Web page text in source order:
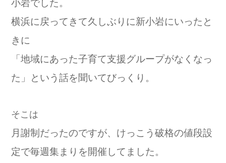
小岩でした。
横浜に戻ってきて久しぶりに新小岩にいったと
きに
「地域にあった子育て支援グループがなくなっ
た」という話を聞いてびっくり。
そこは
月謝制だったのですが、けっこう破格の値段設
定で毎週集まりを開催してました。